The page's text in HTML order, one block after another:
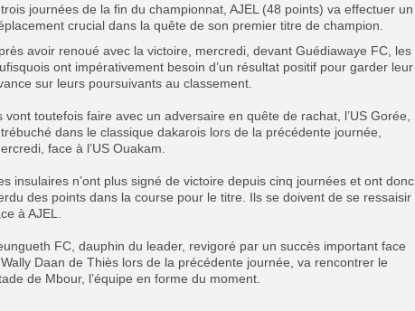
journées de la fin du championnat, AJEL (48 points) va effectuer un
crucial dans la quête de son premier titre de champion.
avoir renoué avec la victoire, mercredi, devant Guédiawaye FC, les
ont impérativement besoin d’un résultat positif pour garder leur
sur leurs poursuivants au classement.
vont toutefois faire avec un adversaire en quête de rachat, l’US Gorée,
dans le classique dakarois lors de la précédente journée,
face à l’US Ouakam.
insulaires n’ont plus signé de victoire depuis cinq journées et ont donc
des points dans la course pour le titre. Ils se doivent de se ressaisir
à AJEL.
FC, dauphin du leader, revigoré par un succès important face
Daan de Thiès lors de la précédente journée, va rencontrer le
de Mbour, l’équipe en forme du moment.